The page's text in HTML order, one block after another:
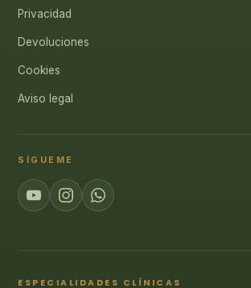
Privacidad
Devoluciones
Cookies
Aviso legal
SÍGUEME
ESPECIALIDADES CLÍNICAS